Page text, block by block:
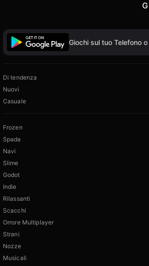
Giochi sul tuo Telefono
Di tendenza
Nuovi
Casuale
Frozen
Spada
Navi
Slime
Godot
Indie
Rilassanti
Scacchi
Orrore Multiplayer
Strani
Nozze
Musicali